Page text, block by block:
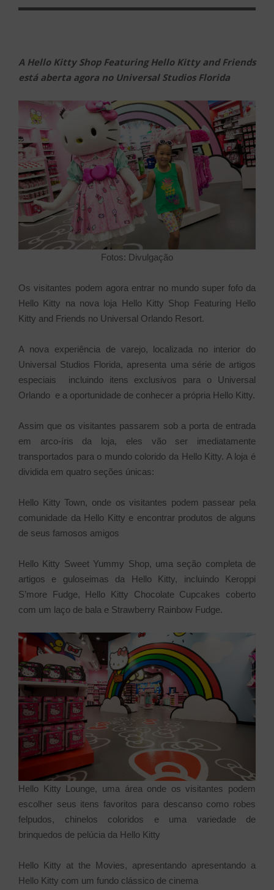
A Hello Kitty Shop Featuring Hello Kitty and Friends
está aberta agora no Universal Studios Florida
Fotos: Divulgação
Os visitantes podem agora entrar no mundo super fofo da
Hello Kitty na nova loja Hello Kitty Shop Featuring Hello
Kitty and Friends no Universal Orlando Resort.
A nova experiência de varejo, localizada no interior do
Universal Studios Florida, apresenta uma série de artigos
especiais  incluindo itens exclusivos para o Universal
Orlando  e a oportunidade de conhecer a própria Hello Kitty.
Assim que os visitantes passarem sob a porta de entrada
em arco-íris da loja, eles vão ser imediatamente
transportados para o mundo colorido da Hello Kitty. A loja é
dividida em quatro seções únicas:
Hello Kitty Town, onde os visitantes podem passear pela
comunidade da Hello Kitty e encontrar produtos de alguns
de seus famosos amigos
Hello Kitty Sweet Yummy Shop, uma seção completa de
artigos e guloseimas da Hello Kitty, incluindo Keroppi
S’more Fudge, Hello Kitty Chocolate Cupcakes coberto
com um laço de bala e Strawberry Rainbow Fudge.
Hello Kitty Lounge, uma área onde os visitantes podem
escolher seus itens favoritos para descanso como robes
felpudos, chinelos coloridos e uma variedade de
brinquedos de pelúcia da Hello Kitty
Hello Kitty at the Movies, apresentando apresentando a
Hello Kitty com um fundo clássico de cinema